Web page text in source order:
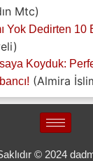
Mtc)
Yok Dedirten 10
Koyduk:
(Almira
© 2024